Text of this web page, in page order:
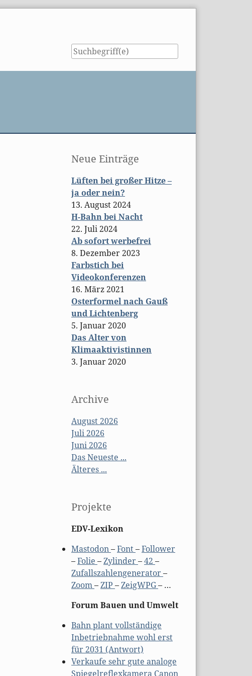
Seitenleiste
Neue Einträge
Lüften bei großer Hitze –
ja oder nein?
13. August 2024
H-Bahn bei Nacht
22. Juli 2024
Ab sofort werbefrei
8. Dezember 2023
Farbstich bei
Videokonferenzen
16. März 2021
Osterformel nach Gauß
und Lichtenberg
5. Januar 2020
Das Alter von
Klimaaktivistinnen
3. Januar 2020
Archive
August 2026
Juli 2026
Juni 2026
Das Neueste ...
Älteres ...
Projekte
EDV-Lexikon
Mastodon–Font–Follower
–Folie –Zylinder–42 –
Zufallszahlengenerator–
Zoom–ZIP –ZeigWPG– …
Forum Bauen und Umwelt
Bahn plant vollständige
Inbetriebnahme wohl erst
für 2031 (Antwort)
Verkaufe sehr gute analoge
Spiegelreflexkamera Canon